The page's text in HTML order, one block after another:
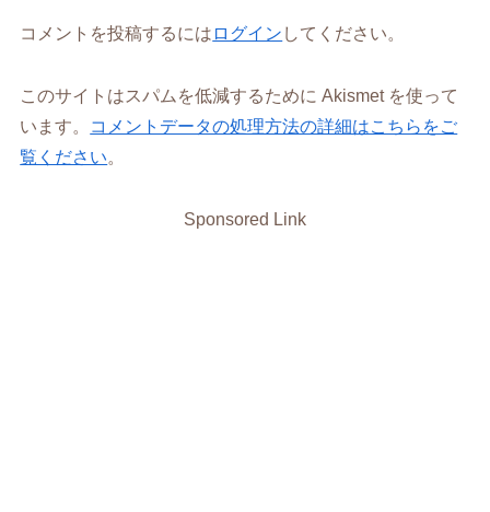
コメントを投稿するには ログイン してください。
このサイトはスパムを低減するために Akismet を使って
います。
コメントデータの処理方法の詳細はこちらをご
覧ください。
Sponsored Link